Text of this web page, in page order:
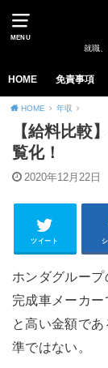
MENU
就職
HOME 免責事項
HOME 年収
【給料比較
覧化！
2020年12月22日
ツイート
ホンダグループ
完成車メーカ
と高い金額で
準ではない。